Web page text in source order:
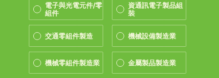
電子與光電元件/零
組件
資通訊電子製品組
裝
交通零組件製造 機械設備製造業
機械零組件製造業 金屬製品製造業